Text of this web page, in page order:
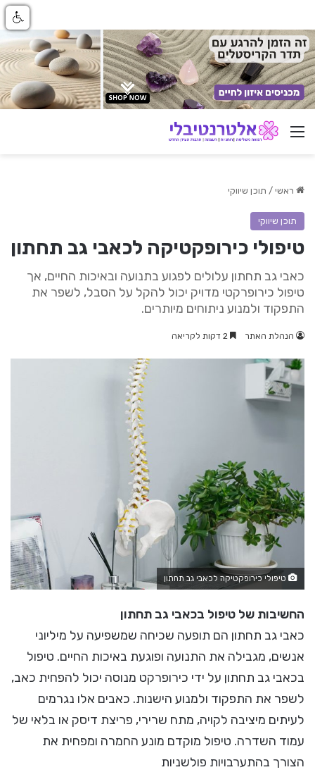
ניווט באתר
ראשי / תוכן שיווקי
תוכן שיווקי
טיפולי כירופקטיקה לכאבי גב תחתון
כאבי גב תחתון עלולים לפגוע בתנועה ובאיכות החיים, אך
טיפול כירופרקטי מדויק יכול להקל על הסבל, לשפר את
התפקוד ולמנוע ניתוחים מיותרים.
הנהלת האתר
טיפולי כירופקטיקה לכאבי גב תחתון
החשיבות של טיפול בכאבי גב תחתון
כאבי גב תחתון הם תופעה שכיחה שמשפיעה על מיליוני
אנשים, מגבילה את התנועה ופוגעת באיכות החיים. טיפול
בכאבי גב תחתון על ידי כירופרקט מנוסה יכול להפחית כאב,
לשפר את התפקוד ולמנוע הישנות. כאבים אלו נגרמים
לעיתים מיציבה לקויה, מתח שרירי, פריצת דיסק או בלאי של
עמוד השדרה. טיפול מוקדם מונע החמרה ומפחית את
הצורך בהתערבויות פולשניות